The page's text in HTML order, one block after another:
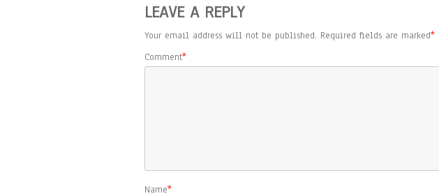
LEAVE A REPLY
Your email address will not be published. Required fields are marked*
Comment*
Name*